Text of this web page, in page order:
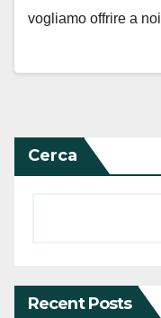
vogliamo offrire a
Cerca
Recent Posts